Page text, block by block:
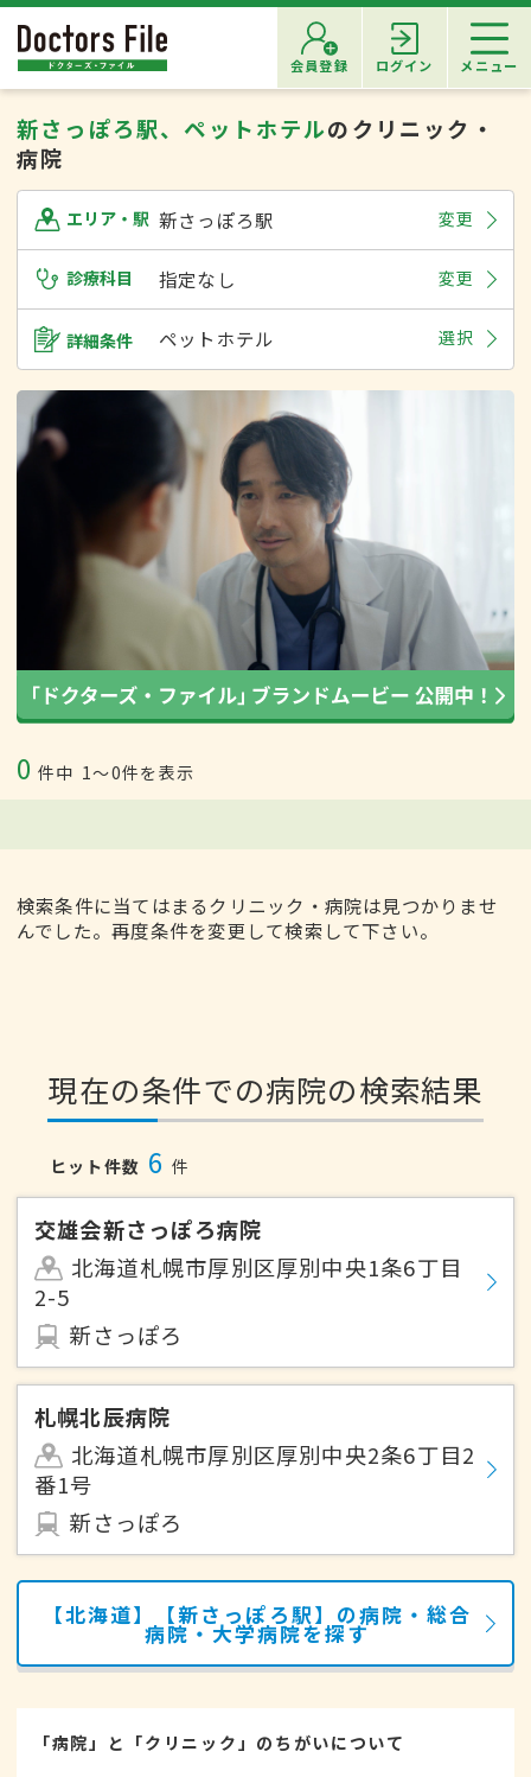
会員登録 ログイン メニュー
新さっぽろ駅、ペットホテルのクリニック・
病院
エリア・駅 新さっぽろ駅 変更
診療科目 指定なし 変更
詳細条件 ペットホテル 選択
0 件中 1〜0件を表示
検索条件に当てはまるクリニック・病院は見つかりませ
んでした。再度条件を変更して検索して下さい。
現在の条件での病院の検索結果
ヒット件数 6 件
交雄会新さっぽろ病院
北海道札幌市厚別区厚別中央1条6丁目
2-5
新さっぽろ
札幌北辰病院
北海道札幌市厚別区厚別中央2条6丁目2
番1号
新さっぽろ
【北海道】【新さっぽろ駅】の病院・総合
病院・大学病院を探す
「病院」と「クリニック」のちがいについて